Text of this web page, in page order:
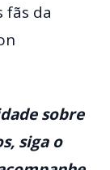
fãs da
sobre
siga o